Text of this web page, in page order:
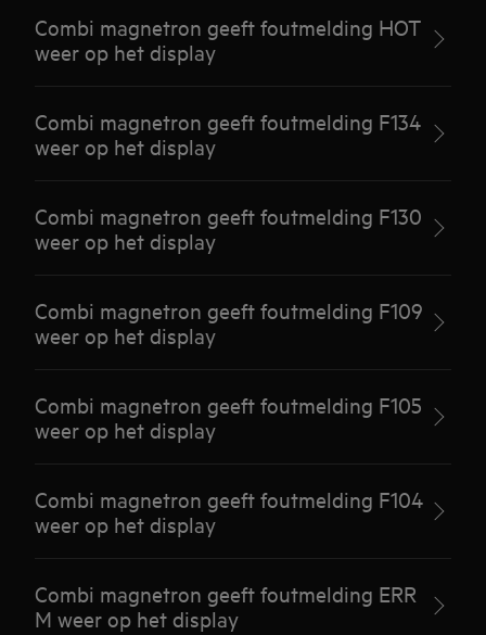
Combi magnetron geeft foutmelding HOT
weer op het display
Combi magnetron geeft foutmelding F134
weer op het display
Combi magnetron geeft foutmelding F130
weer op het display
Combi magnetron geeft foutmelding F109
weer op het display
Combi magnetron geeft foutmelding F105
weer op het display
Combi magnetron geeft foutmelding F104
weer op het display
Combi magnetron geeft foutmelding ERR
M weer op het display